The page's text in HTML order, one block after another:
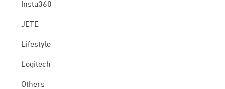
Insta360
JETE
Lifestyle
Logitech
Others